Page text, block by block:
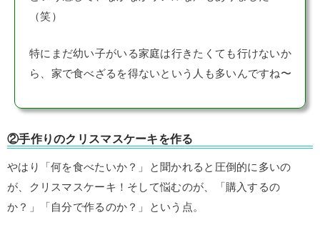
（笑）
特にまだ幼い子がいる家庭は行きたくても行けないか
ら、家で食べざるを得ないという人も多いんですね〜
②手作りのクリスマスケーキを作る
やはり「何を食べたいか？」と聞かれると圧倒的に多いの
が、クリスマスケーキ！そして悩むのが、「購入するの
か？」「自分で作るのか？」という点。